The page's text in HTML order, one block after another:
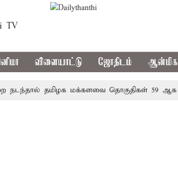
TV
விளையாட்டு ஜோதிடம்
தமிழக மக்களவை தொகுதிகள் 59 ஆக